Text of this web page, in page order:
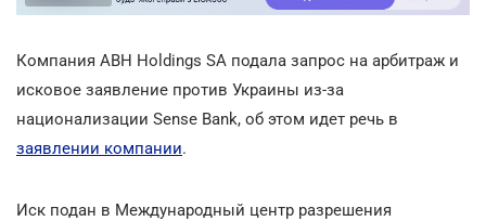
Компания ABH Holdings SA подала запрос на арбитраж и
исковое заявление против Украины из-за
национализации Sense Bank, об этом идет речь в
заявлении компании.
Иск подан в Международный центр разрешения